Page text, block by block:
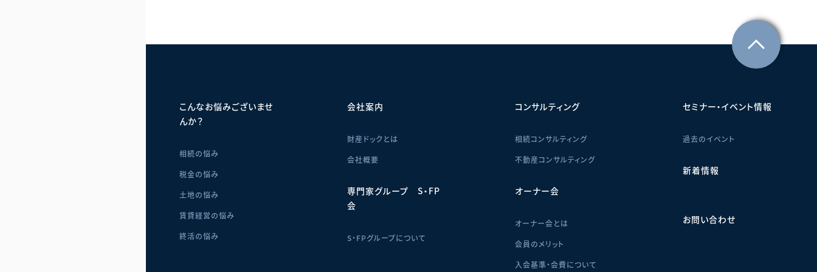
こんなお悩みございませ
んか？
相続の悩み
税金の悩み
土地の悩み
賃貸経営の悩み
終活の悩み
会社案内
財産ドックとは
会社概要
専門家グループ S・FP
会
S・FPグループについて
コンサルティング
相続コンサルティング
不動産コンサルティング
オーナー会
オーナー会とは
会員のメリット
入会基準・会費について
セミナー・イベント情報
過去のイベント
新着情報
お問い合わせ